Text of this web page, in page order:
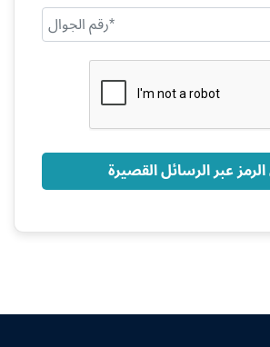
عبر الرسائل القصيرة